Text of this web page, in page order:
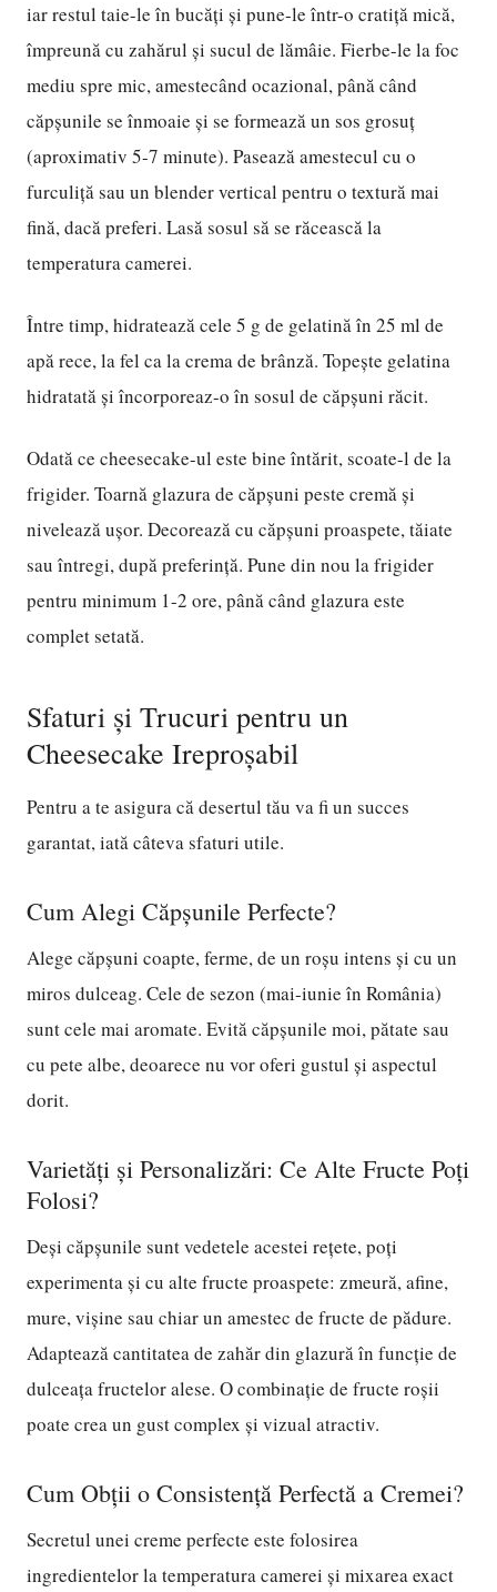
iar restul taie-le în bucăți și pune-le într-o cratiță mică,
împreună cu zahărul și sucul de lămâie. Fierbe-le la foc
mediu spre mic, amestecând ocazional, până când
căpșunile se înmoaie și se formează un sos grosuț
(aproximativ 5-7 minute). Pasează amestecul cu o
furculiță sau un blender vertical pentru o textură mai
fină, dacă preferi. Lasă sosul să se răcească la
temperatura camerei.
Între timp, hidratează cele 5 g de gelatină în 25 ml de
apă rece, la fel ca la crema de brânză. Topește gelatina
hidratată și încorporeaz-o în sosul de căpșuni răcit.
Odată ce cheesecake-ul este bine întărit, scoate-l de la
frigider. Toarnă glazura de căpșuni peste cremă și
nivelează ușor. Decorează cu căpșuni proaspete, tăiate
sau întregi, după preferință. Pune din nou la frigider
pentru minimum 1-2 ore, până când glazura este
complet setată.
Sfaturi și Trucuri pentru un
Cheesecake Ireproșabil
Pentru a te asigura că desertul tău va fi un succes
garantat, iată câteva sfaturi utile.
Cum Alegi Căpșunile Perfecte?
Alege căpșuni coapte, ferme, de un roșu intens și cu un
miros dulceag. Cele de sezon (mai-iunie în România)
sunt cele mai aromate. Evită căpșunile moi, pătate sau
cu pete albe, deoarece nu vor oferi gustul și aspectul
dorit.
Varietăți și Personalizări: Ce Alte Fructe Poți
Folosi?
Deși căpșunile sunt vedetele acestei rețete, poți
experimenta și cu alte fructe proaspete: zmeură, afine,
mure, vișine sau chiar un amestec de fructe de pădure.
Adaptează cantitatea de zahăr din glazură în funcție de
dulceața fructelor alese. O combinație de fructe roșii
poate crea un gust complex și vizual atractiv.
Cum Obții o Consistență Perfectă a Cremei?
Secretul unei creme perfecte este folosirea
ingredientelor la temperatura camerei și mixarea exact